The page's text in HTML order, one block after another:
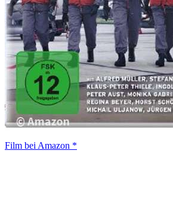
Film bei Amazon *